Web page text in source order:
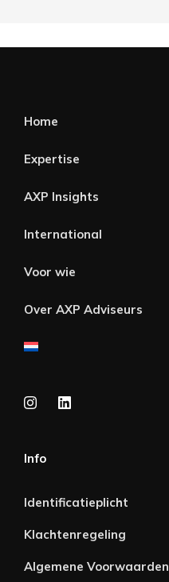
Home
Expertise
AXP Insights
International
Voor wie
Over AXP Adviseurs
Info
Identificatieplicht
Klachtenregeling
Algemene Voorwaarden